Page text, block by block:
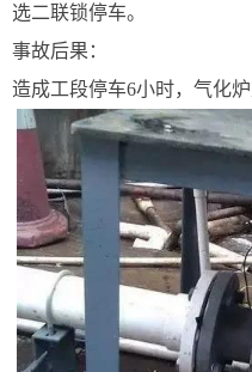
选二联锁停车。
事故后果：
造成工段停车6小时，气化炉